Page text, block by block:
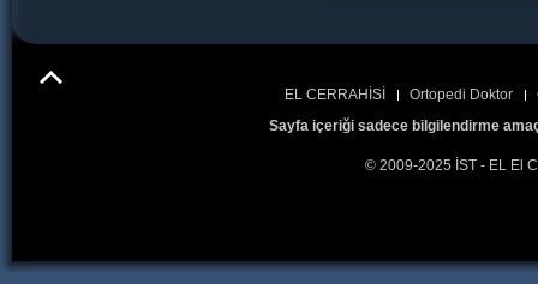
EL CERRAHİSİ Ortopedi Doktor
Sayfa içeriği sadece bilgilendirme
© 2009-2025 İST - EL El